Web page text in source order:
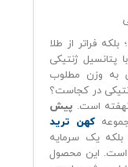
فراتر از طلا
ژنتیکی
به وزن مطلوب
در کجاست؟
است. پیش
کهن ترید
یک سرمایه‌
است. این محصول